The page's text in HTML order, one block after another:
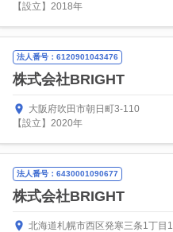
【設立】2018年
法人番号：6120901043476
株式会社BRIGHT
大阪府吹田市朝日町3-110
【設立】2020年
法人番号：6430001090677
株式会社BRIGHT
北海道札幌市西区発寒三条1丁目